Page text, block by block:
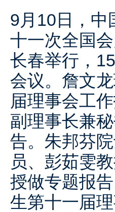
9月10日，中
十一次全国
长春举行，
会议。詹文
届理事会工
副理事长兼
告。朱邦芬
员、彭茹雯
授做专题报
生第十一届